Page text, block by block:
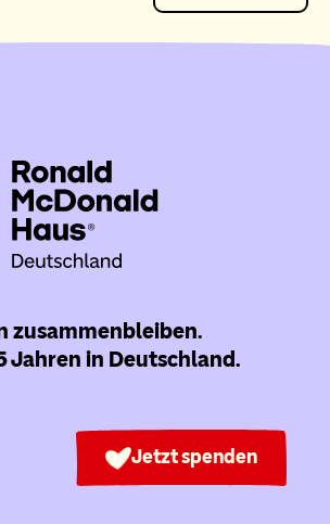
zusammenbleiben.
Jahren in Deutschland.
Jetzt spenden